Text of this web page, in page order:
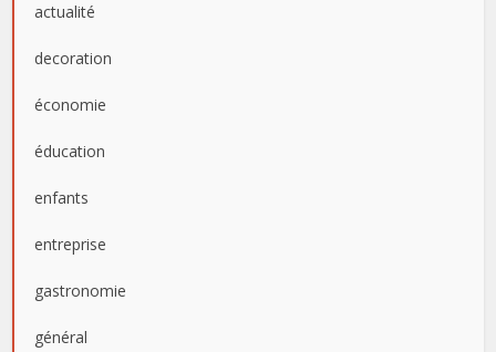
actualité
decoration
économie
éducation
enfants
entreprise
gastronomie
général